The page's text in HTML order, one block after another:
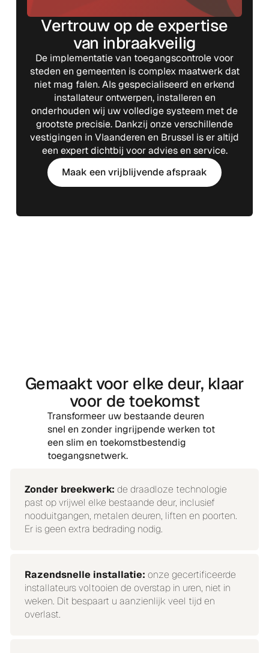
Vertrouw op de expertise
van inbraakveilig
De implementatie van toegangscontrole voor
steden en gemeenten is complex maatwerk dat
niet mag falen. Als gespecialiseerd en erkend
installateur ontwerpen, installeren en
onderhouden wij uw volledige systeem met de
grootste precisie. Dankzij onze verschillende
vestigingen in Vlaanderen en Brussel is er altijd
een expert dichtbij voor advies en service.
Maak een vrijblijvende afspraak
Gemaakt voor elke deur, klaar
voor de toekomst
Transformeer uw bestaande deuren
snel en zonder ingrijpende werken tot
een slim en toekomstbestendig
toegangsnetwerk.
Zonder breekwerk: de draadloze technologie
past op vrijwel elke bestaande deur, inclusief
nooduitgangen, metalen deuren, liften en poorten.
Er is geen extra bedrading nodig.
Razendsnelle installatie: onze gecertificeerde
installateurs voltooien de overstap in uren, niet in
weken. Dit bespaart u aanzienlijk veel tijd en
overlast.